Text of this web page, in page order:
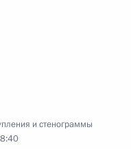
и стенограммы